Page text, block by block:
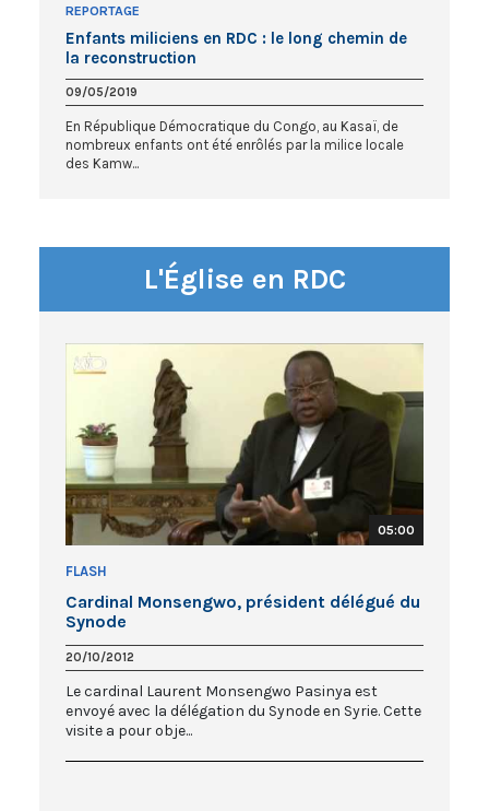
REPORTAGE
Enfants miliciens en RDC : le long chemin de
la reconstruction
09/05/2019
En République Démocratique du Congo, au Kasaï, de
nombreux enfants ont été enrôlés par la milice locale
des Kamw...
L'Église en RDC
05:00
FLASH
Cardinal Monsengwo, président délégué du
Synode
20/10/2012
Le cardinal Laurent Monsengwo Pasinya est
envoyé avec la délégation du Synode en Syrie. Cette
visite a pour obje...